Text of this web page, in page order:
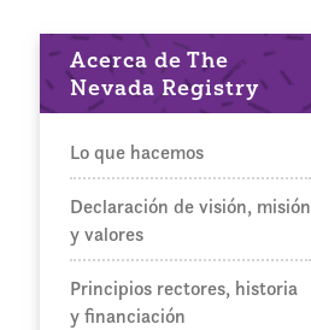
Acerca de The
Nevada Registry
Lo que hacemos
Declaración de visión, misión
y valores
Principios rectores, historia
y financiación